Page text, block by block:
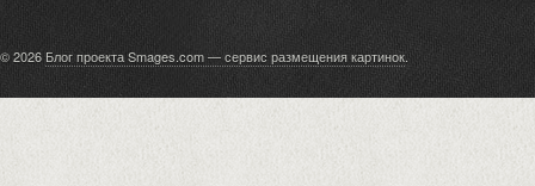
© 2026 Блог проекта Smages.com — сервис размещения картинок.